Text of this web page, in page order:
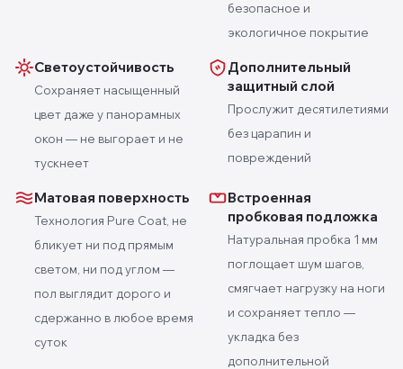
безопасное и
экологичное покрытие
Светоустойчивость
Сохраняет насыщенный
цвет даже у панорамных
окон — не выгорает и не
тускнеет
Дополнительный
защитный слой
Прослужит десятилетиями
без царапин и
повреждений
Матовая поверхность
Технология Pure Coat, не
бликует ни под прямым
светом, ни под углом —
пол выглядит дорого и
сдержанно в любое время
суток
Встроенная
пробковая подложка
Натуральная пробка 1 мм
поглощает шум шагов,
смягчает нагрузку на ноги
и сохраняет тепло —
укладка без
дополнительной